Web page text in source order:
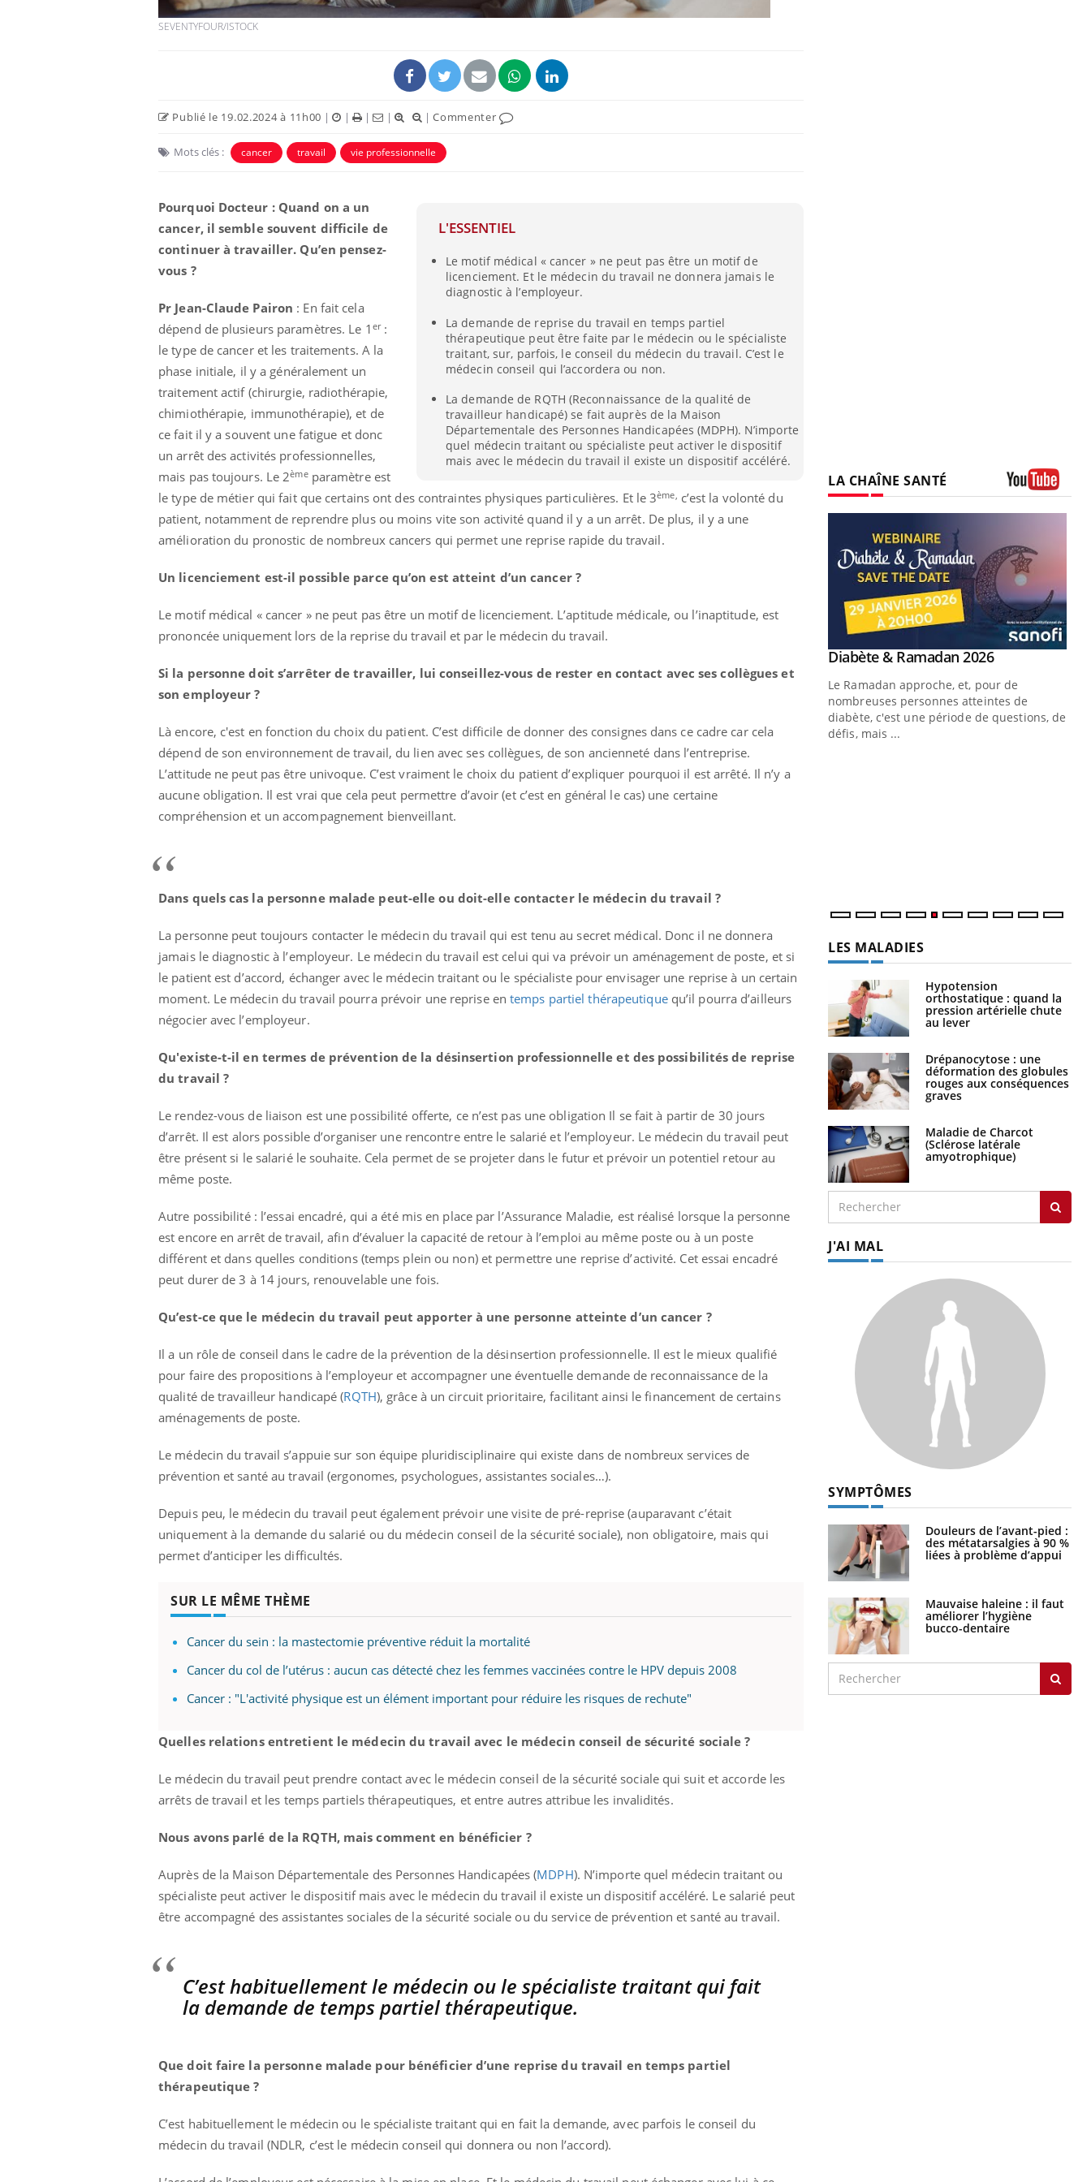
SEVENTYFOUR/ISTOCK
Publié le 19.02.2024 à 11h00 | | | | |Commenter
Mots clés : cancer travail vie professionnelle
L'ESSENTIEL
Le motif médical « cancer » ne peut pas être un motif de
licenciement. Et le médecin du travail ne donnera jamais le
diagnostic à l’employeur.
La demande de reprise du travail en temps partiel
thérapeutique peut être faite par le médecin ou le spécialiste
traitant, sur, parfois, le conseil du médecin du travail. C’est le
médecin conseil qui l’accordera ou non.
La demande de RQTH (Reconnaissance de la qualité de
travailleur handicapé) se fait auprès de la Maison
Départementale des Personnes Handicapées (MDPH). N’importe
quel médecin traitant ou spécialiste peut activer le dispositif
mais avec le médecin du travail il existe un dispositif accéléré.
Pourquoi Docteur : Quand on a un
cancer, il semble souvent difficile de
continuer à travailler. Qu’en pensez-
vous ?
Pr Jean-Claude Pairon : En fait cela
dépend de plusieurs paramètres. Le 1 er:
le type de cancer et les traitements. A la
phase initiale, il y a généralement un
traitement actif (chirurgie, radiothérapie,
chimiothérapie, immunothérapie), et de
ce fait il y a souvent une fatigue et donc
un arrêt des activités professionnelles,
mais pas toujours. Le 2èmeparamètre est
le type de métier qui fait que certains ont des contraintes physiques particulières. Et le 3ème, c’est la volonté du
patient, notamment de reprendre plus ou moins vite son activité quand il y a un arrêt. De plus, il y a une
amélioration du pronostic de nombreux cancers qui permet une reprise rapide du travail.
Un licenciement est-il possible parce qu’on est atteint d’un cancer ?
Le motif médical « cancer » ne peut pas être un motif de licenciement. L’aptitude médicale, ou l’inaptitude, est
prononcée uniquement lors de la reprise du travail et par le médecin du travail.
Si la personne doit s’arrêter de travailler, lui conseillez-vous de rester en contact avec ses collègues et
son employeur ?
Là encore, c'est en fonction du choix du patient. C’est difficile de donner des consignes dans ce cadre car cela
dépend de son environnement de travail, du lien avec ses collègues, de son ancienneté dans l’entreprise.
L’attitude ne peut pas être univoque. C’est vraiment le choix du patient d’expliquer pourquoi il est arrêté. Il n’y a
aucune obligation. Il est vrai que cela peut permettre d’avoir (et c’est en général le cas) une certaine
compréhension et un accompagnement bienveillant.
Dans quels cas la personne malade peut-elle ou doit-elle contacter le médecin du travail ?
La personne peut toujours contacter le médecin du travail qui est tenu au secret médical. Donc il ne donnera
jamais le diagnostic à l’employeur. Le médecin du travail est celui qui va prévoir un aménagement de poste, et si
le patient est d’accord, échanger avec le médecin traitant ou le spécialiste pour envisager une reprise à un certain
moment. Le médecin du travail pourra prévoir une reprise entemps partiel thérapeutiquequ’il pourra d’ailleurs
négocier avec l’employeur.
Qu'existe-t-il en termes de prévention de la désinsertion professionnelle et des possibilités de reprise
du travail ?
Le rendez-vous de liaison est une possibilité offerte, ce n’est pas une obligation Il se fait à partir de 30 jours
d’arrêt. Il est alors possible d’organiser une rencontre entre le salarié et l’employeur. Le médecin du travail peut
être présent si le salarié le souhaite. Cela permet de se projeter dans le futur et prévoir un potentiel retour au
même poste.
Autre possibilité : l’essai encadré, qui a été mis en place par l’Assurance Maladie, est réalisé lorsque la personne
est encore en arrêt de travail, afin d’évaluer la capacité de retour à l’emploi au même poste ou à un poste
différent et dans quelles conditions (temps plein ou non) et permettre une reprise d’activité. Cet essai encadré
peut durer de 3 à 14 jours, renouvelable une fois.
Qu’est-ce que le médecin du travail peut apporter à une personne atteinte d’un cancer ?
Il a un rôle de conseil dans le cadre de la prévention de la désinsertion professionnelle. Il est le mieux qualifié
pour faire des propositions à l’employeur et accompagner une éventuelle demande de reconnaissance de la
qualité de travailleur handicapé (RQTH), grâce à un circuit prioritaire, facilitant ainsi le financement de certains
aménagements de poste.
Le médecin du travail s’appuie sur son équipe pluridisciplinaire qui existe dans de nombreux services de
prévention et santé au travail (ergonomes, psychologues, assistantes sociales…).
Depuis peu, le médecin du travail peut également prévoir une visite de pré-reprise (auparavant c’était
uniquement à la demande du salarié ou du médecin conseil de la sécurité sociale), non obligatoire, mais qui
permet d’anticiper les difficultés.
SUR LE MÊME THÈME
Cancer du sein : la mastectomie préventive réduit la mortalité
Cancer du col de l’utérus : aucun cas détecté chez les femmes vaccinées contre le HPV depuis 2008
Cancer : "L'activité physique est un élément important pour réduire les risques de rechute"
Quelles relations entretient le médecin du travail avec le médecin conseil de sécurité sociale ?
Le médecin du travail peut prendre contact avec le médecin conseil de la sécurité sociale qui suit et accorde les
arrêts de travail et les temps partiels thérapeutiques, et entre autres attribue les invalidités.
Nous avons parlé de la RQTH, mais comment en bénéficier ?
Auprès de la Maison Départementale des Personnes Handicapées (MDPH). N’importe quel médecin traitant ou
spécialiste peut activer le dispositif mais avec le médecin du travail il existe un dispositif accéléré. Le salarié peut
être accompagné des assistantes sociales de la sécurité sociale ou du service de prévention et santé au travail.
C’est habituellement le médecin ou le spécialiste traitant qui fait
la demande de temps partiel thérapeutique.
Que doit faire la personne malade pour bénéficier d’une reprise du travail en temps partiel
thérapeutique ?
C’est habituellement le médecin ou le spécialiste traitant qui en fait la demande, avec parfois le conseil du
médecin du travail (NDLR, c’est le médecin conseil qui donnera ou non l’accord).
LA CHAÎNE SANTÉ
osait en parler??Youtube
En 2026, l'insuline dans le diabète de type 2
patients comme parfois chez les soignants.
préparer pour l’été !Youtube
soleil, activités en plein air… Nos mains
sont ...
Le Ramadan approche, et, pour de
défis, mais ...
LES MALADIES
Hypotension
orthostatique : quand la
pression artérielle chute
au lever
Drépanocytose : une
déformation des globules
rouges aux conséquences
graves
Maladie de Charcot
(Sclérose latérale
amyotrophique)
J'AI MAL
SYMPTÔMES
Douleurs de l’avant-pied :
des métatarsalgies à 90 %
liées à problème d’appui
Mauvaise haleine : il faut
améliorer l’hygiène
bucco-dentaire